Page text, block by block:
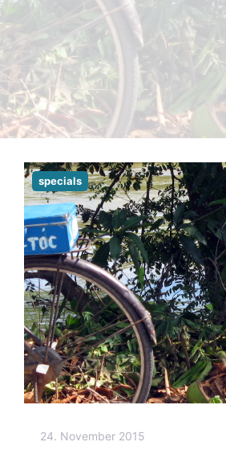
specials
24. November 2015